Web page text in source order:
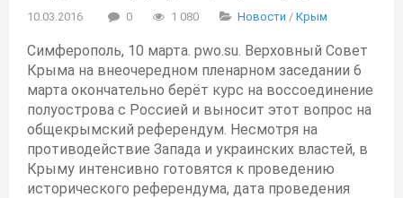
10.03.2016 0 1 080 Новости / Крым
Симферополь, 10 марта. pwo.su. Верховный Совет
Крыма на внеочередном пленарном заседании 6
марта окончательно берёт курс на воссоединение
полуострова с Россией и выносит этот вопрос на
общекрымский референдум. Несмотря на
противодействие Запада и украинских властей, в
Крыму интенсивно готовятся к проведению
исторического референдума, дата проведения